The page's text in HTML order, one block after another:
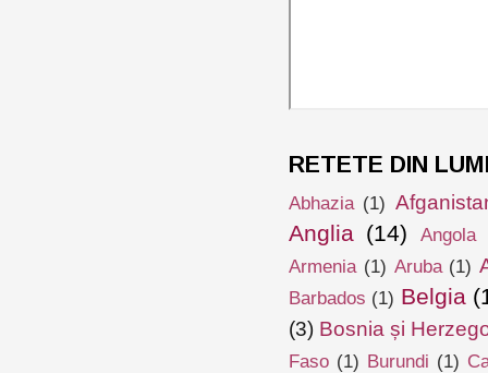
RETETE DIN
Abhazia (1)
Anglia (14) Angola
Armenia (1) Aruba (1)
Barbados (1) Belgia
(3) Bosnia și
Faso (1) Burundi (1)